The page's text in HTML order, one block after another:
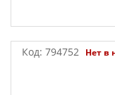
Код: 794752 Нет в